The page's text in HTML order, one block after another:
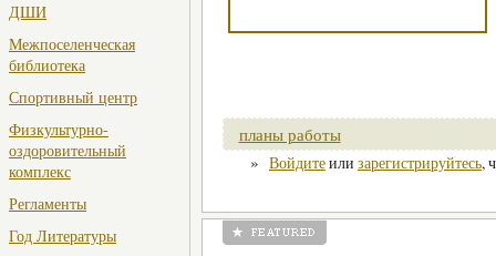
ДШИ
Межпоселенческая
библиотека
Спортивный центр
Физкультурно-
оздоровительный
комплекс
Регламенты
Год Литературы
планы работы
» Войдитеили зарегистрируйтесь,